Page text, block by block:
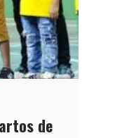
de